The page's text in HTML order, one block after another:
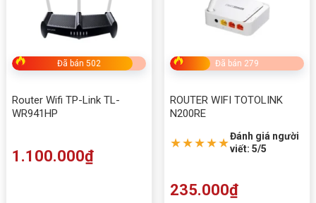
Đã bán 502
Router Wifi TP-Link TL-
WR941HP
1.100.000₫
Đã bán 279
ROUTER WIFI TOTOLINK
N200RE
★★★★★Đánh giá người
viết: 5/5
235.000₫